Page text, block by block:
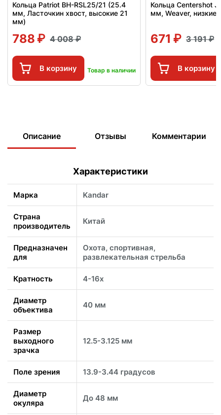
Кольца Patriot BH-RSL25/21 (25.4
мм, Ласточкин хвост, высокие 21
мм)
788 4 008
В корзину Товар в наличии
Кольца Centershot
мм, Weaver, низкие)
671 3 191
В корзину
Описание Отзывы Комментарии
Характеристики
Марка Kandar
Страна
производитель
Китай
Предназначен
для
Охота, спортивная,
развлекательная стрельба
Кратность 4-16x
Диаметр
объектива
40 мм
Размер
выходного
зрачка
12.5-3.125 мм
Поле зрения 13.9-3.44 градусов
Диаметр
окуляра
До 48 мм